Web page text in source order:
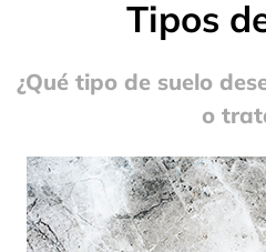
Tipos
¿Qué tipo de suelo
o